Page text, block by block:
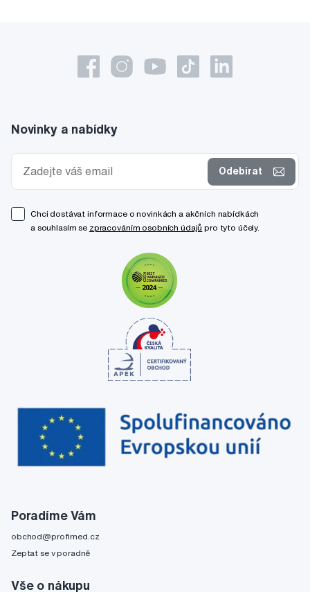
Poradíme Vám
obchod@profimed.cz
Zeptat se v poradně
Vše o nákupu
Novinky a nabídky
Odebírat
Chci dostávat informace o novinkách a akčních nabídkách
a souhlasím se zpracováním osobních údajů pro tyto účely.